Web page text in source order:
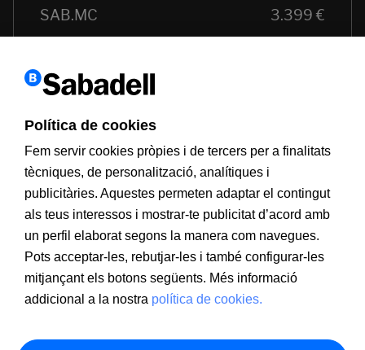
Política de cookies
Fem servir cookies pròpies i de tercers per a finalitats
tècniques, de personalització, analítiques i
publicitàries. Aquestes permeten adaptar el contingut
als teus interessos i mostrar-te publicitat d’acord amb
un perfil elaborat segons la manera com navegues.
Pots acceptar-les, rebutjar-les i també configurar-les
mitjançant els botons següents. Més informació
addicional a la nostra política de cookies.